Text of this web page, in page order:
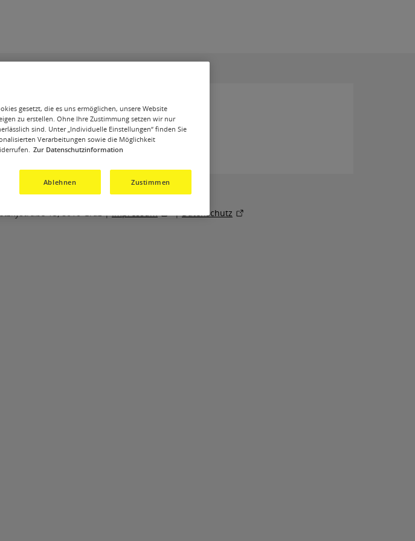
15, 8010 Graz |Impressum |Datenschutz
gesetzt, die es uns ermöglichen, unsere Website
zu erstellen. Ohne Ihre Zustimmung setzen wir nur
sind. Unter „Individuelle Einstellungen“ finden Sie
Verarbeitungen sowie die Möglichkeit
Zur Datenschutzinformation
Ablehnen Zustimmen